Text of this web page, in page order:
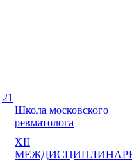
21
Школа московского
ревматолога
XII